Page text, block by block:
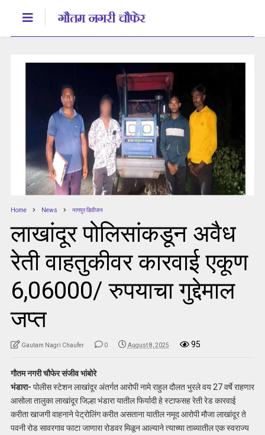
Home News नागपुर डिवीजन
लाखांदूर पोलिसांकडून अवैध
रेती वाहतुकीवर कारवाई एकूण
6,06000/ रुपयाचा गुद्देमाल
जप्त
Gautam Nagri Chaufer 0 August 8, 2025 95
गौतम नगरी चौफेर संजीव भांबोरे
भंडारा- पोलीस स्टेशन लाखांदूर अंतर्गत आरोपी नामे राहुल दौलत भुरले वय 27 वर्षे राहणार
आसोला तालुका लाखांदूर जिल्हा भंडारा यातील फिर्यादी हे स्टाफसह रेती रेड कारवाई
करीता खाजगी वाहनाने पेट्रोलिंग करीत असताना यातील नमूद आरोपी मौजा लाखांदूर ते
पवनी रोड सावरगाव फाटा जाणारा रोडवर मिळून आल्याने त्याच्या ताब्यातील एक स्वराज्य